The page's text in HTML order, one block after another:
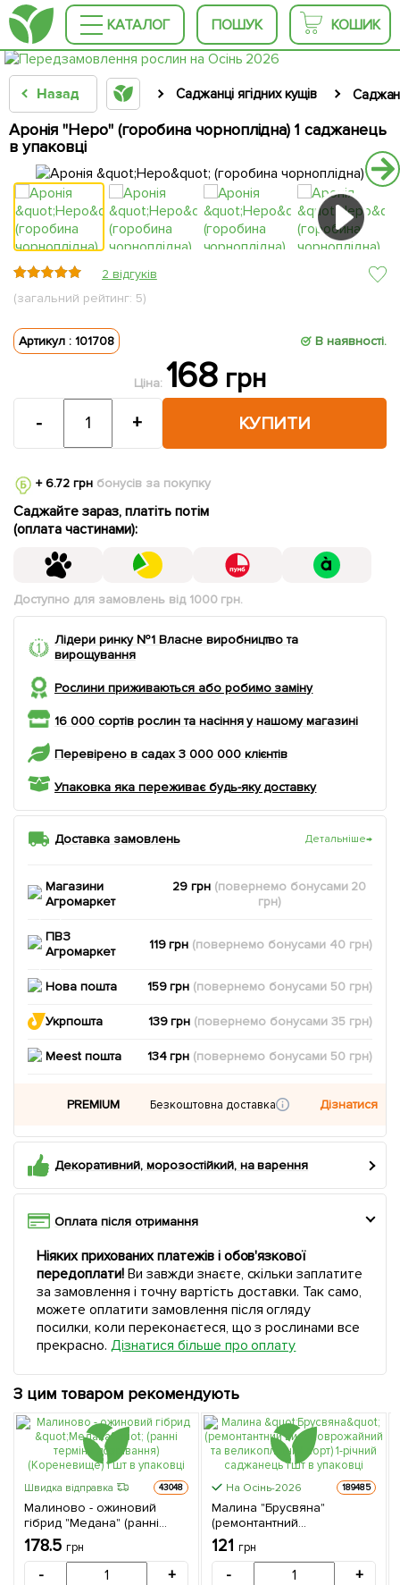
КАТАЛОГ ПОШУК КОШИК
Назад Саджанці ягідних кущів
Аронія "Неро" (горобина чорноплідна) 1 саджанець
в упаковці
2 відгуків
(загальний рейтинг: 5)
Артикул : 101708 В наявності.
Ціна: 168 грн
КУПИТИ
- +
+ 6.72 грнбонусів за покупку
Саджайте зараз, платіть потім
(оплата частинами):
Доступно для замовлень від 1000 грн.
Лідери ринку №1 Власне виробництво та
вирощування
Рослини приживаються або робимо заміну
16 000 сортів рослин та насіння у нашому магазині
Перевірено в садах 3 000 000 клієнтів
Упаковка яка переживає будь-яку доставку
Доставка замовлень Детальніше→
Магазини
Агромаркет
29 грн (повернемобонусами 20
грн)
ПВЗ
Агромаркет
119 грн (повернемо бонусами 40 грн)
Нова пошта 159 грн (повернемо бонусами 50 грн)
Укрпошта 139 грн (повернемо бонусами35 грн)
Meest пошта 134 грн (повернемо бонусами 50 грн)
PREMIUM Безкоштовна доставка Дізнатися
Декоративний, морозостійкий, на варення
Оплата після отримання
Ніяких прихованих платежів і обов'язкової
передоплати!Ви завжди знаєте, скільки заплатите
за замовлення і точну вартість доставки. Так само,
можете оплатити замовлення після огляду
посилки, коли переконаєтеся, що з рослинами все
прекрасно. Дізнатися більше про оплату
З цим товаром рекомендують
Швидка відправка 43048
Малиново - ожиновий
гібрид "Медана" (ранні
терміни дозрівання)
(Кореневище) 1 шт в
178.5 грн
- +
На Осінь-2026 189485
Малина "Брусвяна"
(ремонтантний
високоврожайний та
великоплідний сорт) 1-
річний саджанець 1 шт в
121 грн
- +